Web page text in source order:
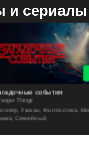
и сериалы
события
Things
Ужасы, Фантастика,
Семейный